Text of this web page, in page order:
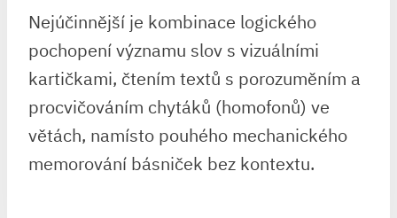
Nejúčinnější je kombinace logického
pochopení významu slov s vizuálními
kartičkami, čtením textů s porozuměním a
procvičováním chytáků (homofonů) ve
větách, namísto pouhého mechanického
memorování básniček bez kontextu.